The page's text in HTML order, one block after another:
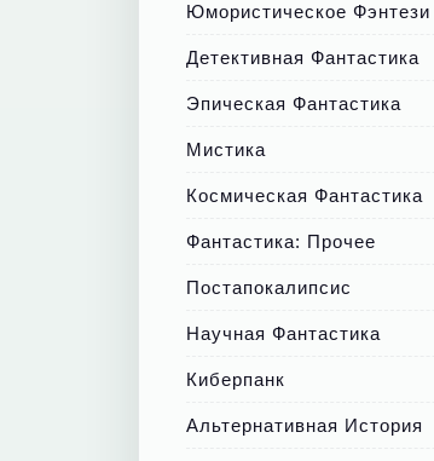
Юмористическое Фэнтези
Детективная Фантастика
Эпическая Фантастика
Мистика
Космическая Фантастика
Фантастика: Прочее
Постапокалипсис
Научная Фантастика
Киберпанк
Альтернативная История